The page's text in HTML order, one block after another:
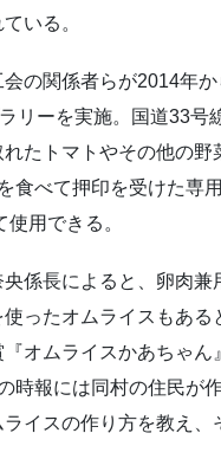
いる。
の関係者らが2014年
リーを実施。国道33号
たトマトやその他の
食べて押印を受けた専
用できる。
係長によると、卵肉
ったオムライスもあ
オムライスかあちゃ
時報には同村の住民が
イスの作り方を教え、